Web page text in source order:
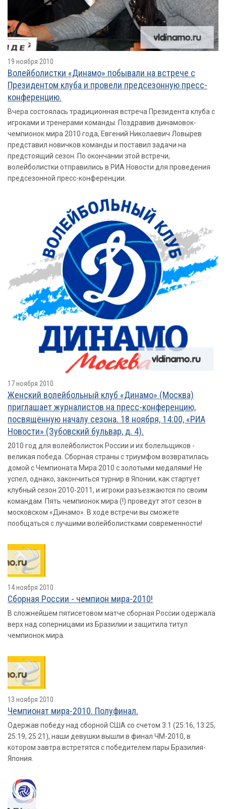
19 ноября 2010
Волейболистки «Динамо» побывали на встрече с
Президентом клуба и провели предсезонную пресс-
конференцию.
Вчера состоялась традиционная встреча Президента клуба с
игроками и тренерами команды. Поздравив динамовок-
чемпионок мира 2010 года, Евгений Николаевич Ловырев
представил новичков команды и поставил задачи на
предстоящий сезон. По окончании этой встречи,
волейболистки отправились в РИА Новости для проведения
предсезонной пресс-конференции.
17 ноября 2010
Женский волейбольный клуб «Динамо» (Москва)
приглашает журналистов на пресс-конференцию,
посвящённую началу сезона. 18 ноября, 14:00, «РИА
Новости» (Зубовский бульвар, д. 4).
2010 год для волейболисток России и их болельщиков -
великая победа. Сборная страны с триумфом возвратилась
домой с Чемпионата Мира 2010 с золотыми медалями! Не
успел, однако, закончиться турнир в Японии, как стартует
клубный сезон 2010-2011, и игроки разъезжаются по своим
командам. Пять чемпионок мира (!) проведут этот сезон в
московском «Динамо». В ходе встречи вы сможете
пообщаться с лучшими волейболистками современности!
14 ноября 2010
Сборная России - чемпион мира-2010!
В сложнейшем пятисетовом матче сборная России одержала
верх над соперницами из Бразилии и защитила титул
чемпионок мира.
13 ноября 2010
Чемпионат мира-2010. Полуфинал.
Одержав победу над сборной США со счетом 3:1 (25:16, 13:25,
25:19, 25:21), наши девушки вышли в финал ЧМ-2010, в
котором завтра встретятся с победителем пары Бразилия-
Япония.